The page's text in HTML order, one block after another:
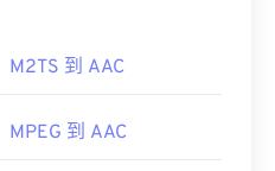
，以及用于解码的
称中的“免费”一词所暗示
？
VLC 媒体播放器
M2TS 到 AAC
MPEG 到 AAC